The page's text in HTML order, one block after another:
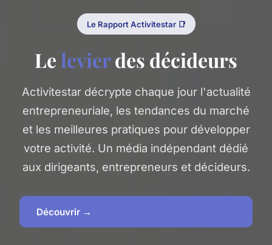
Le Rapport Activitestar 📑
Lelevierdes décideurs
Activitestar décrypte chaque jour l'actualité
entrepreneuriale, les tendances du marché
et les meilleures pratiques pour développer
votre activité. Un média indépendant dédié
aux dirigeants, entrepreneurs et décideurs.
Découvrir →